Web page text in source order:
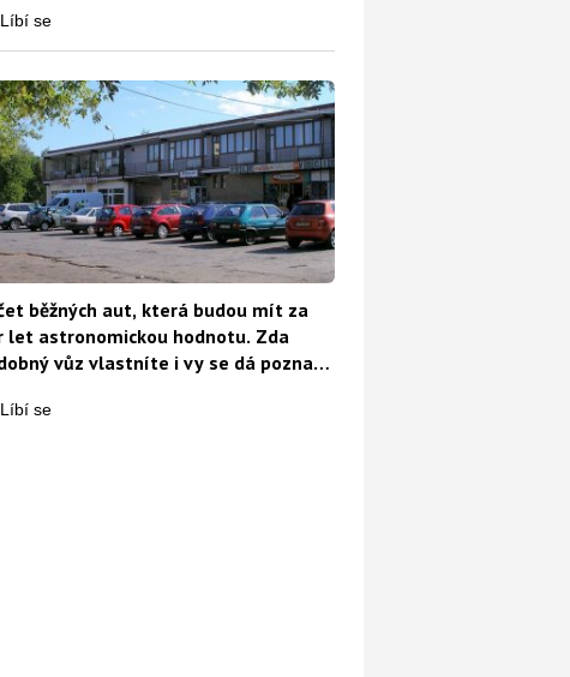
běžných aut, která budou mít za
let astronomickou hodnotu. Zda
vůz vlastníte i vy se dá poznat